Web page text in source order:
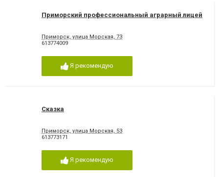
Приморский профессиональный аграрный лицей
Приморск, улица Морская, 73
613774009
Я рекомендую
Сказка
Приморск, улица Морская, 53
613773171
Я рекомендую